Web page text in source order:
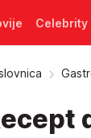
Celebrity